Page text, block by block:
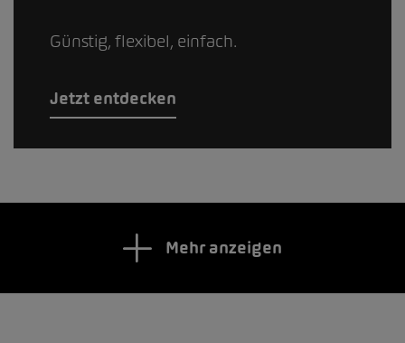
Günstig, flexibel, einfach.
Jetzt entdecken
Mehr anzeigen